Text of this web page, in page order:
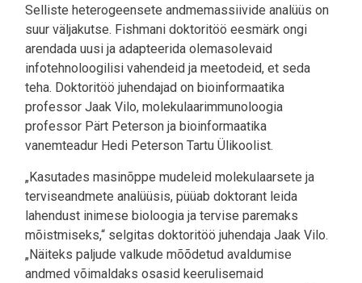
Selliste heterogeensete andmemassiivide analüüs on
suur väljakutse. Fishmani doktoritöö eesmärk ongi
arendada uusi ja adapteerida olemasolevaid
infotehnoloogilisi vahendeid ja meetodeid, et seda
teha. Doktoritöö juhendajad on bioinformaatika
professor Jaak Vilo, molekulaarimmunoloogia
professor Pärt Peterson ja bioinformaatika
vanemteadur Hedi Peterson Tartu Ülikoolist.
„Kasutades masinõppe mudeleid molekulaarsete ja
terviseandmete analüüsis, püüab doktorant leida
lahendust inimese bioloogia ja tervise paremaks
mõistmiseks,“ selgitas doktoritöö juhendaja Jaak Vilo.
„Näiteks paljude valkude mõõdetud avaldumise
andmed võimaldaks osasid keerulisemaid